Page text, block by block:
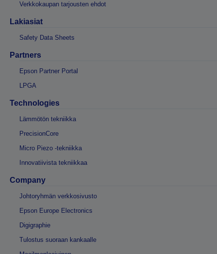
Verkkokaupan tarjousten ehdot
Lakiasiat
Safety Data Sheets
Partners
Epson Partner Portal
LPGA
Technologies
Lämmötön tekniikka
PrecisionCore
Micro Piezo -tekniikka
Innovatiivista tekniikkaa
Company
Johtoryhmän verkkosivusto
Epson Europe Electronics
Digigraphie
Tulostus suoraan kankaalle